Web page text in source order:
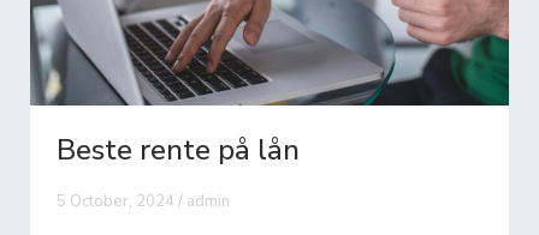
Beste rente på lån
5 October, 2024 / admin